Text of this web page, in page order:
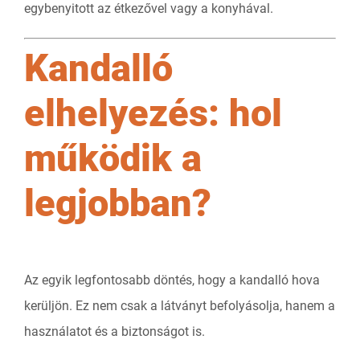
egybenyitott az étkezővel vagy a konyhával.
Kandalló
elhelyezés: hol
működik a
legjobban?
Az egyik legfontosabb döntés, hogy a kandalló hova
kerüljön. Ez nem csak a látványt befolyásolja, hanem a
használatot és a biztonságot is.